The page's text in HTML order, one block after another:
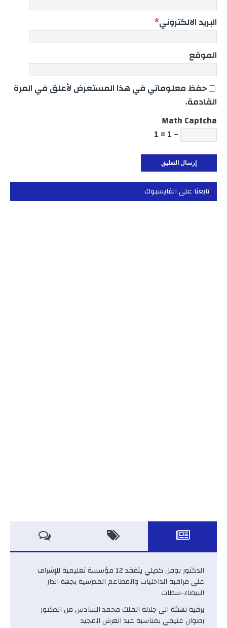
البريد الالكتروني*
الموقع
حفظ معلوماتي في هذا المستعرض لأعلق في المرة
القادمة.
Math Captcha
− 1 = 1
تابعنا على الفايسبوك
الدكتور نوفل كديلي يتفقد 12 مؤسسة تعليمية للإشراف
على مراقبة الداخليات والمطاعم المدرسية بجهة الدار
البيضاء-سطات
برقية تهنئة الى جلالة الملك محمد السادس من الدكتور
رضوان غنيمي بمناسبة عيد العرش المجيد